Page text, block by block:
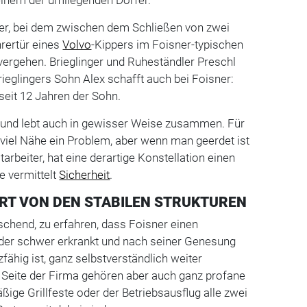
bei dem zwischen dem Schließen von zwei
einesVolvo-Kippers im Foisner-typischen
Brieglinger und Ruheständler Preschl
Sohn Alex schafft auch bei Foisner:
12 Jahren der Sohn.
lebt auch in gewisser Weise zusammen. Für
Nähe ein Problem, aber wenn man geerdet ist
hat eine derartige Konstellation einen
vermitteltSicherheit.
VON DEN STABILEN STRUKTUREN
zu erfahren, dass Foisner einen
schwer erkrankt und nach seiner Genesung
ist, ganz selbstverständlich weiter
der Firma gehören aber auch ganz profane
Grillfeste oder der Betriebsausflug alle zwei